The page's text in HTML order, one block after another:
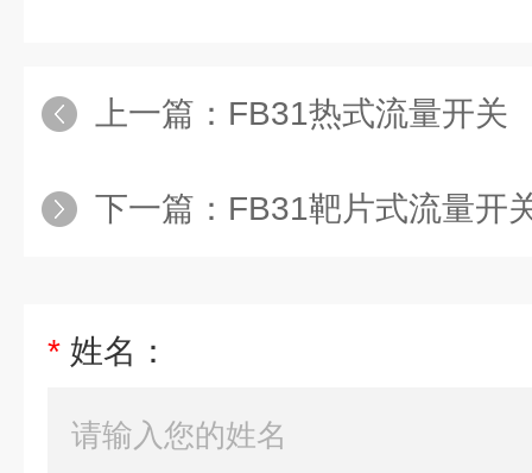
上一篇： FB31热式流量开关
下一篇： FB31靶片式流量开
* 姓名：